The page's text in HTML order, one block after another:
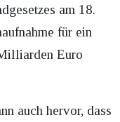
am 18.
für ein
Euro
auch hervor, dass